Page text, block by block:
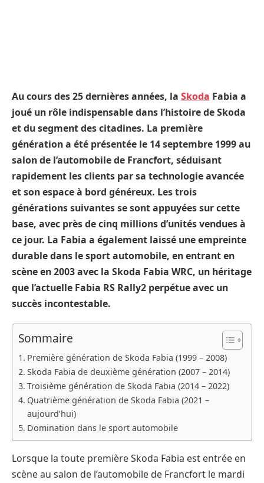
Au cours des 25 dernières années, la Skoda Fabia a
joué un rôle indispensable dans l’histoire de Skoda
et du segment des citadines. La première
génération a été présentée le 14 septembre 1999 au
salon de l’automobile de Francfort, séduisant
rapidement les clients par sa technologie avancée
et son espace à bord généreux. Les trois
générations suivantes se sont appuyées sur cette
base, avec près de cinq millions d’unités vendues à
ce jour. La Fabia a également laissé une empreinte
durable dans le sport automobile, en entrant en
scène en 2003 avec la Skoda Fabia WRC, un héritage
que l’actuelle Fabia RS Rally2 perpétue avec un
succès incontestable.
Sommaire
Première génération de Skoda Fabia (1999 – 2008)
Skoda Fabia de deuxième génération (2007 – 2014)
Troisième génération de Skoda Fabia (2014 – 2022)
Quatrième génération de Skoda Fabia (2021 –
aujourd’hui)
Domination dans le sport automobile
Lorsque la toute première Skoda Fabia est entrée en
scène au salon de l’automobile de Francfort le mardi